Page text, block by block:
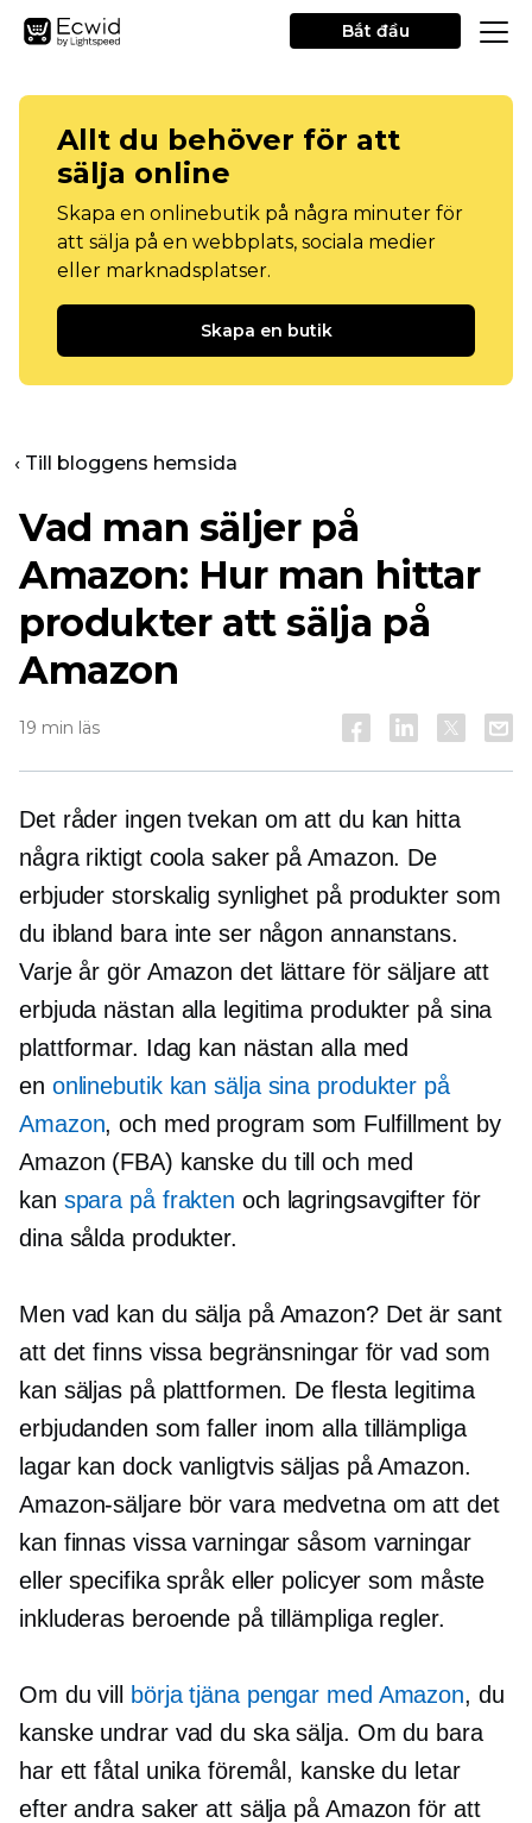
Bắt đầu
Allt du behöver för att
sälja online
Skapa en onlinebutik på några minuter för
att sälja på en webbplats, sociala medier
eller marknadsplatser.
Skapa en butik
‹ Till bloggens hemsida
Vad man säljer på
Amazon: Hur man hittar
produkter att sälja på
Amazon
19 min läs
Det råder ingen tvekan om att du kan hitta
några riktigt coola saker på Amazon. De
erbjuderstorskalig synlighet på produkter som
du ibland bara inte ser någon annanstans.
Varje år gör Amazon det lättare för säljare att
erbjuda nästan alla legitima produkter på sina
plattformar. Idag kan nästan alla med
en onlinebutik kan sälja sina produkter på
Amazon, och med program som Fulfillment by
Amazon (FBA) kanske du till och med
kan spara på frakten och lagringsavgifter för
dina sålda produkter.
Men vad kan du sälja på Amazon? Det är sant
att det finns vissa begränsningar för vad som
kan säljas på plattformen. De flesta legitima
erbjudanden som faller inom alla tillämpliga
lagar kan dock vanligtvis säljas på Amazon.
Amazon-säljare bör vara medvetna om att det
kan finnas vissa varningar såsom varningar
eller specifika språk eller policyer som måste
inkluderas beroende på tillämpliga regler.
Om du vill börja tjäna pengar med Amazon, du
kanske undrar vad du ska sälja. Om du bara
har ett fåtal unika föremål, kanske du letar
efter andra saker att sälja på Amazon för att